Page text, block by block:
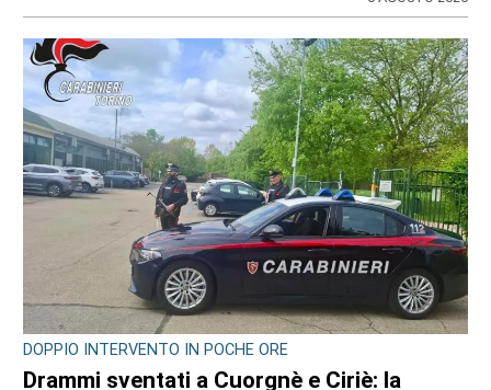
DOPPIO INTERVENTO IN POCHE ORE
Drammi sventati a Cuorgnè e Ciriè: la